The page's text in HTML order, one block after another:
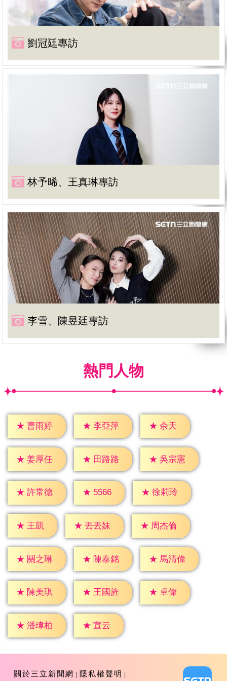
劉冠廷專訪
林予晞、王真琳專訪
李雪、陳昱廷專訪
熱門人物
★ 曹雨婷 ★ 李亞萍 ★ 余天
★ 姜厚任 ★ 田路路 ★ 吳宗憲
★ 許常德 ★ 5566 ★ 徐莉玲
★ 王凱 ★ 丟丟妹 ★ 周杰倫
★ 關之琳 ★ 陳泰銘 ★ 馬清偉
★ 陳美琪 ★ 王國旌 ★ 卓偉
★ 潘瑋柏 ★ 宣云
關於三立新聞網 隱私權聲明